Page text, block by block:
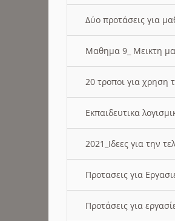
Δύο προτάσεις για
Μαθημα 9_ Μεικτη
20 τροποι για
Εκπαιδευτικα
2021_Ιδεες για την
Προτασεις για
Προτάσεις για